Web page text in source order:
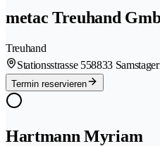
metac Treuhand
Treuhand
Stationsstrasse 558833
Termin reservieren
Hartmann Myriam